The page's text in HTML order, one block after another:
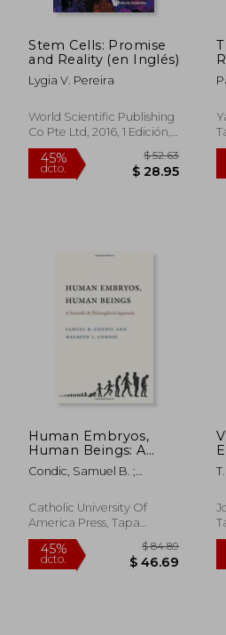
Stem Cells: Promise
and Reality (en Inglés)
Lygia V. Pereira
World Scientific Publishing
Co Pte Ltd, 2016, 1 Edición,
Tapa Blanda, Nuevo
Human Embryos,
Human Beings: A
Scientific And
Philosophical
Condic, Samuel B. ;
Catholic University Of
America Press, Tapa
Blanda, Nuevo